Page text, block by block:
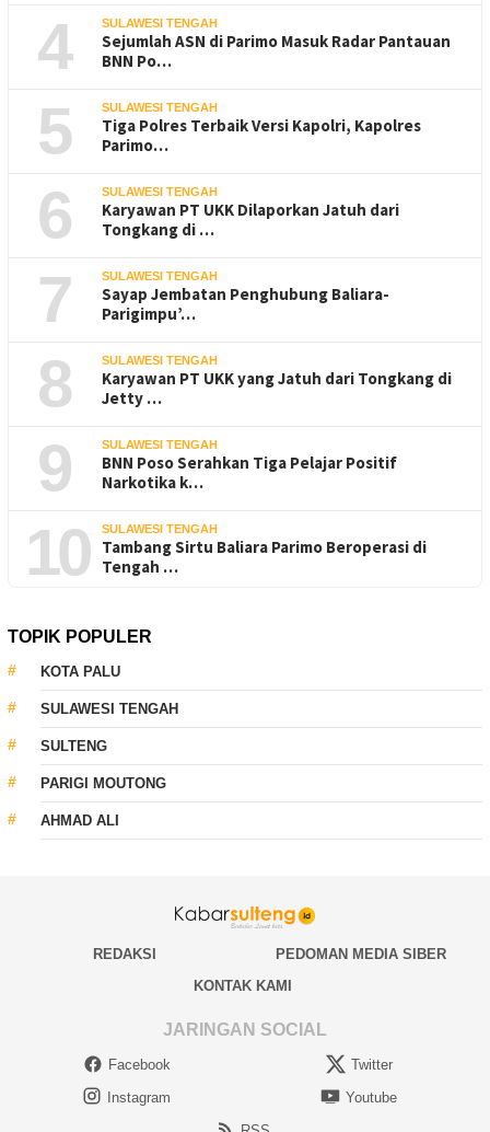
4 SULAWESI TENGAH
Sejumlah ASN di Parimo Masuk Radar Pantauan
BNN Po…
5 SULAWESI TENGAH
Tiga Polres Terbaik Versi Kapolri, Kapolres
Parimo…
6 SULAWESI TENGAH
Karyawan PT UKK Dilaporkan Jatuh dari
Tongkang di …
7 SULAWESI TENGAH
Sayap Jembatan Penghubung Baliara-
Parigimpu’…
8 SULAWESI TENGAH
Karyawan PT UKK yang Jatuh dari Tongkang di
Jetty …
9 SULAWESI TENGAH
BNN Poso Serahkan Tiga Pelajar Positif
Narkotika k…
10 SULAWESI TENGAH
Tambang Sirtu Baliara Parimo Beroperasi di
Tengah …
TOPIK POPULER
KOTA PALU
SULAWESI TENGAH
SULTENG
PARIGI MOUTONG
AHMAD ALI
REDAKSI
PEDOMAN MEDIA SIBER
KONTAK KAMI
JARINGAN SOCIAL
Facebook
Twitter
Instagram
Youtube